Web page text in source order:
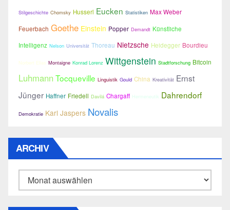
Stilgeschichte Chomsky Husserl Eucken Statistiken Max Weber
Feuerbach Goethe Einstein Popper Demandt Künstliche
Intelligenz Nelson Universität Thoreau Nietzsche Heidegger Bourdieu
Norbert Elias Montaigne Konrad Lorenz Wittgenstein Stadtforschung Bitcoin
Luhmann Tocqueville Linguistik Gould China Kreativität Ernst
Jünger Haffner Friedell Davilá Chargaff Hermeneutik Dahrendorf
Demokratie Karl Jaspers Novalis
ARCHIV
Archiv